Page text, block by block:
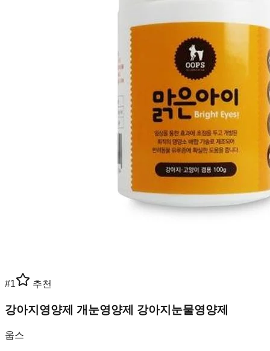
#1 추천
강아지영양제 개눈영양제 강아지눈물영양제
웁스